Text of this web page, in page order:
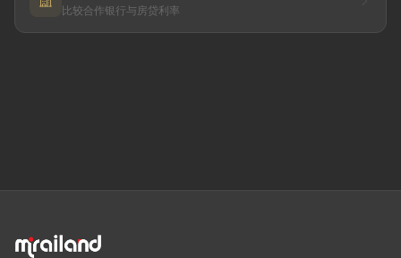
比较合作银行与房贷利率